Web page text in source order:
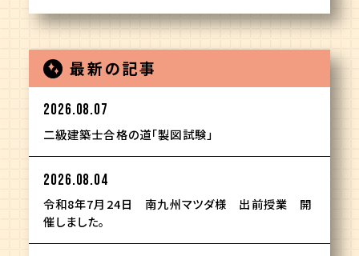
最新の記事
2026.08.07
二級建築士合格の道「製図試験」
2026.08.04
令和8年7月24日 南九州マツダ様 出前授業 開
催しました。